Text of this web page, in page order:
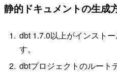
静的ドキュメントの生成
dbt 1.7.0以上がインスト
す。
dbtプロジェクトのルート